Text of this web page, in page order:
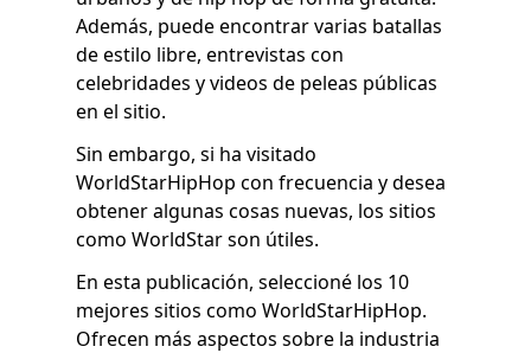
Además, puede encontrar varias batallas
de estilo libre, entrevistas con
celebridades y videos de peleas públicas
en el sitio.
Sin embargo, si ha visitado
WorldStarHipHop con frecuencia y desea
obtener algunas cosas nuevas, los sitios
como WorldStar son útiles.
En esta publicación, seleccioné los 10
mejores sitios como WorldStarHipHop.
Ofrecen más aspectos sobre la industria